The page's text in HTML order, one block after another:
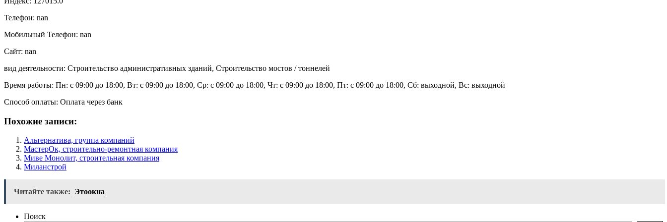
Телефон: nan
Мобильный Телефон: nan
Сайт: nan
вид деятельности: Строительство административных зданий, Строительство мостов / тоннелей
Время работы: Пн: с 09:00 до 18:00, Вт: с 09:00 до 18:00, Ср: с 09:00 до 18:00, Чт: с 09:00 до 18:00, Пт: с 09:00 до 18:00, Сб: выходной, Вс: выходной
Способ оплаты: Оплата через банк
Похожие записи:
Альтернатива, группа компаний
МастерОк, строительно-ремонтная компания
Миве Монолит, строительная компания
Миланстрой
Читайте также: Этоокна
Поиск